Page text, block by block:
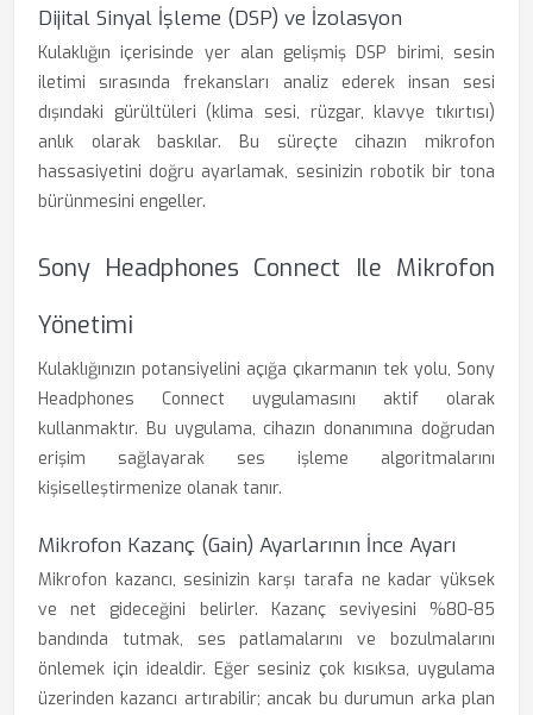
Dijital Sinyal İşleme (DSP) ve İzolasyon
Kulaklığın içerisinde yer alan gelişmiş DSP birimi, sesin
iletimi sırasında frekansları analiz ederek insan sesi
dışındaki gürültüleri (klima sesi, rüzgar, klavye tıkırtısı)
anlık olarak baskılar. Bu süreçte cihazın mikrofon
hassasiyetini doğru ayarlamak, sesinizin robotik bir tona
bürünmesini engeller.
Sony Headphones Connect Ile Mikrofon
Yönetimi
Kulaklığınızın potansiyelini açığa çıkarmanın tek yolu, Sony
Headphones Connect uygulamasını aktif olarak
kullanmaktır. Bu uygulama, cihazın donanımına doğrudan
erişim sağlayarak ses işleme algoritmalarını
kişiselleştirmenize olanak tanır.
Mikrofon Kazanç (Gain) Ayarlarının İnce Ayarı
Mikrofon kazancı, sesinizin karşı tarafa ne kadar yüksek
ve net gideceğini belirler. Kazanç seviyesini %80-85
bandında tutmak, ses patlamalarını ve bozulmalarını
önlemek için idealdir. Eğer sesiniz çok kısıksa, uygulama
üzerinden kazancı artırabilir; ancak bu durumun arka plan